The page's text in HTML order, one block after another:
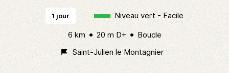
1 jour
Niveau vert - Facile
6 km
20 m D+
Boucle
Saint-Julien le Montagnier